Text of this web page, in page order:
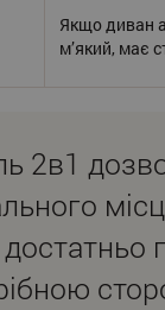
Якщо диван
м’який, має
2в1